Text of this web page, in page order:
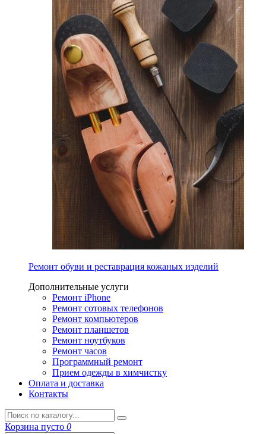
Ремонт обуви и реставрация кожаных изделий
Дополнительные услуги
Ремонт iPhone
Ремонт сотовых телефонов
Ремонт компьютеров
Ремонт планшетов
Ремонт ноутбуков
Ремонт часов
Программный ремонт
Прием одежды в химчистку
Оплата и доставка
Контакты
Корзина пусто 0